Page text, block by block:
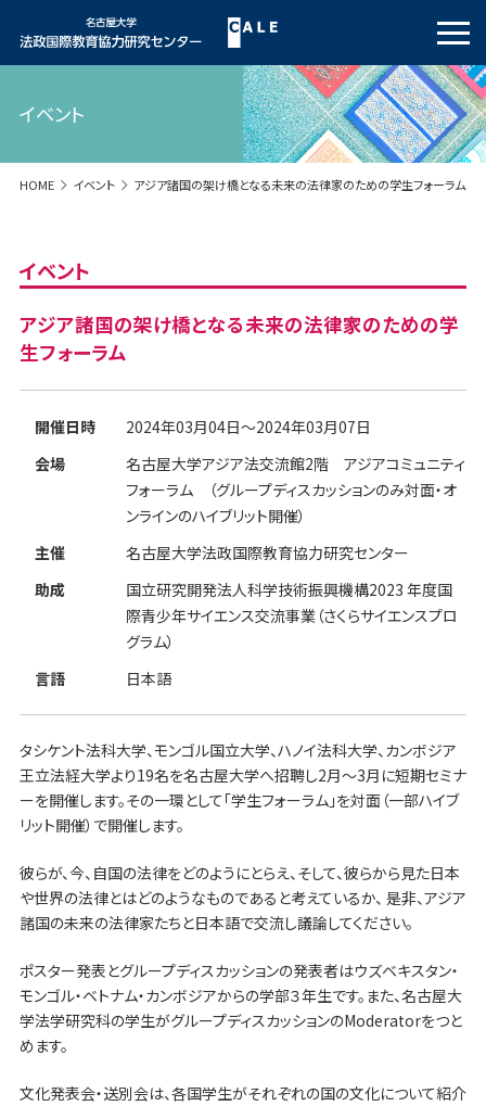
イベント
HOME イベント アジア諸国の架け橋となる未来の法律家のための学生フォーラム
イベント
アジア諸国の架け橋となる未来の法律家のための学
生フォーラム
開催日時
2024年03月04日～2024年03月07日
会場
名古屋大学アジア法交流館2階 アジアコミュニティ
フォーラム （グループディスカッションのみ対面・オ
ンラインのハイブリット開催）
主催
名古屋大学法政国際教育協力研究センター
助成
国立研究開発法人科学技術振興機構2023 年度国
際青少年サイエンス交流事業（さくらサイエンスプロ
グラム）
言語
日本語
タシケント法科大学、モンゴル国立大学、ハノイ法科大学、カンボジア
王立法経大学より19名を名古屋大学へ招聘し2月～3月に短期セミナ
ーを開催します。その一環として「学生フォーラム」を対面（一部ハイブ
リット開催）で開催します。
彼らが、今、自国の法律をどのようにとらえ、そして、彼らから見た日本
や世界の法律とはどのようなものであると考えているか、 是非、アジア
諸国の未来の法律家たちと日本語で交流し議論してください。
ポスター発表とグループディスカッションの発表者はウズベキスタン・
モンゴル・ベトナム・カンボジアからの学部３年生です。また、名古屋大
学法学研究科の学生がグループディスカッションのModeratorをつと
めます。
文化発表会・送別会は、各国学生がそれぞれの国の文化について紹介